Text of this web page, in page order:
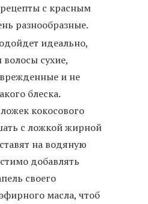
с красным
разнообразные.
идеально,
сухие,
и не
блеска.
кокосового
с ложкой жирной
на водяную
добавлять
своего
масла, чтоб